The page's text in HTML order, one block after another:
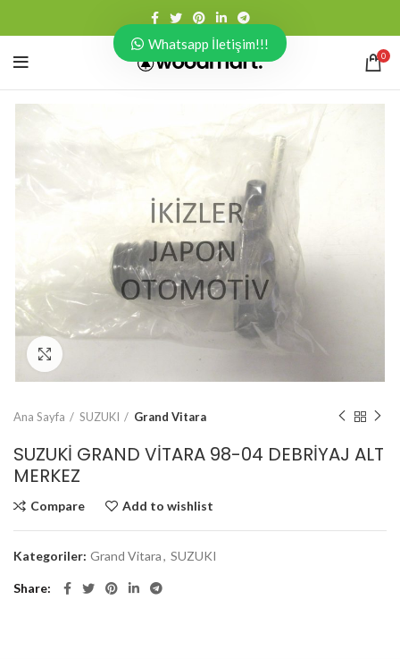
0
Ana Sayfa SUZUKI Grand Vitara
SUZUKİ GRAND VİTARA 98-04 DEBRİYAJ ALT
MERKEZ
Compare Add to wishlist
Kategoriler: Grand Vitara, SUZUKI
Share
Whatsapp İletişim!!!